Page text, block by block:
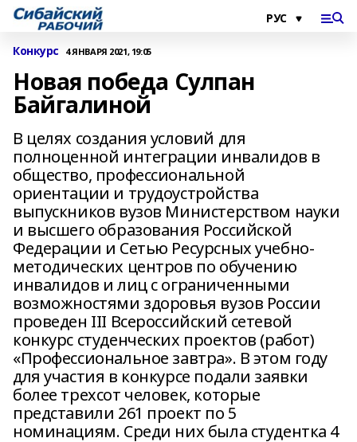
Конкурс 4 ЯНВАРЯ 2021, 19:05
Новая победа Сулпан
Байгалиной
В целях создания условий для
полноценной интеграции инвалидов в
общество, профессиональной
ориентации и трудоустройства
выпускников вузов Министерством науки
и высшего образования Российской
Федерации и Сетью Ресурсных учебно-
методических центров по обучению
инвалидов и лиц с ограниченными
возможностями здоровья вузов России
проведен III Всероссийский сетевой
конкурс студенческих проектов (работ)
«Профессиональное завтра». В этом году
для участия в конкурсе подали заявки
более трехсот человек, которые
представили 261 проект по 5
номинациям. Среди них была студентка 4